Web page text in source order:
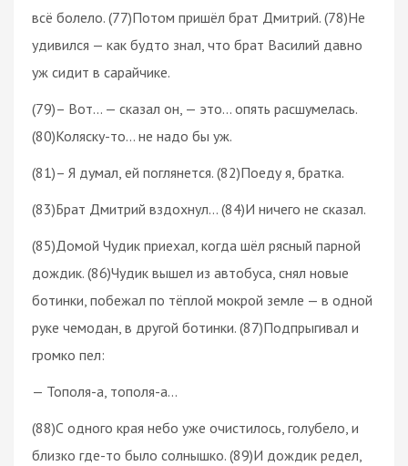
всё болело. (77)Потом пришёл брат Дмитрий. (78)Не
удивился — как будто знал, что брат Василий давно
уж сидит в сарайчике.
(79)– Вот… — сказал он, — это… опять расшумелась.
(80)Коляску-то… не надо бы уж.
(81)– Я думал, ей поглянется. (82)Поеду я, братка.
(83)Брат Дмитрий вздохнул… (84)И ничего не сказал.
(85)Домой Чудик приехал, когда шёл рясный парной
дождик. (86)Чудик вышел из автобуса, снял новые
ботинки, побежал по тёплой мокрой земле — в одной
руке чемодан, в другой ботинки. (87)Подпрыгивал и
громко пел:
— Тополя-а, тополя-а…
(88)С одного края небо уже очистилось, голубело, и
близко где-то было солнышко. (89)И дождик редел,